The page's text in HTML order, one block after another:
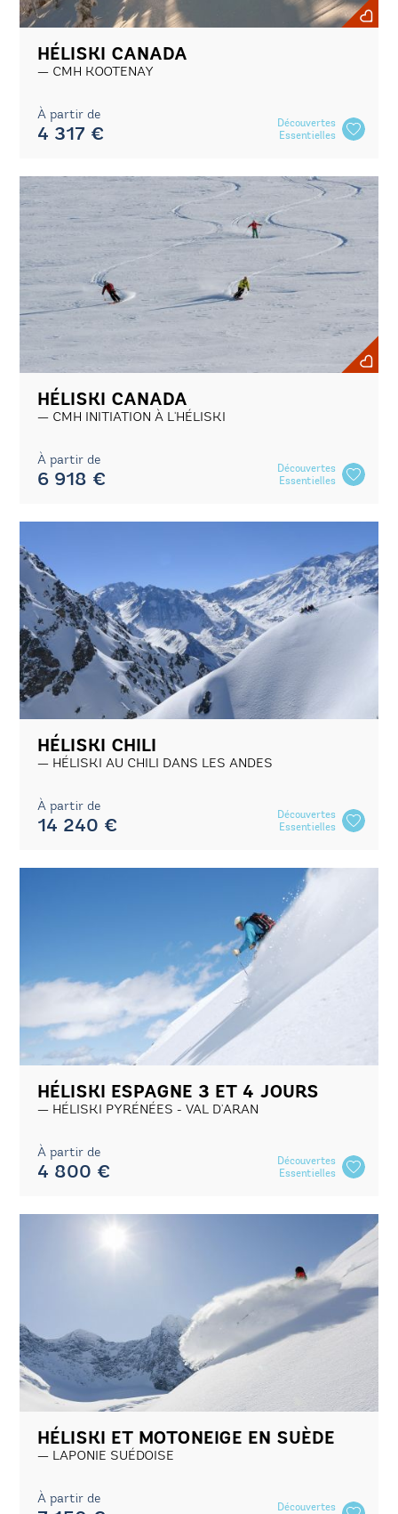
HÉLISKI CANADA
CMH KOOTENAY
À partir de
4 317 €
Découvertes
Essentielles
HÉLISKI CANADA
CMH INITIATION À L'HÉLISKI
À partir de
6 918 €
Découvertes
Essentielles
HÉLISKI CHILI
HÉLISKI AU CHILI DANS LES ANDES
À partir de
14 240 €
Découvertes
Essentielles
HÉLISKI ESPAGNE 3 ET 4 JOURS
HÉLISKI PYRÉNÉES - VAL D'ARAN
À partir de
4 800 €
Découvertes
Essentielles
HÉLISKI ET MOTONEIGE EN SUÈDE
LAPONIE SUÉDOISE
À partir de
Découvertes